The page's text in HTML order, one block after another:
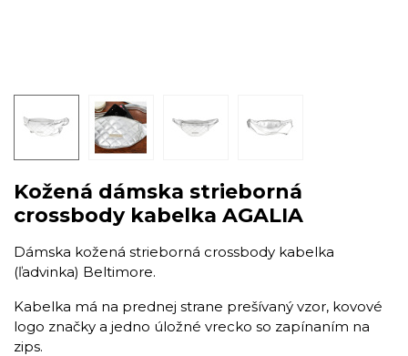
Kožená dámska strieborná
crossbody kabelka AGALIA
Dámska kožená strieborná crossbody kabelka
(ľadvinka) Beltimore.
Kabelka má na prednej strane prešívaný vzor, kovové
logo značky a jedno úložné vrecko so zapínaním na
zips.